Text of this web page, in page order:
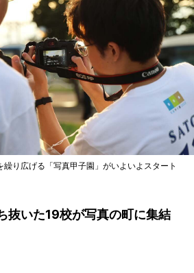
り広げる「写真甲子園」がいよいよスタート
抜いた19校が写真の町に集結